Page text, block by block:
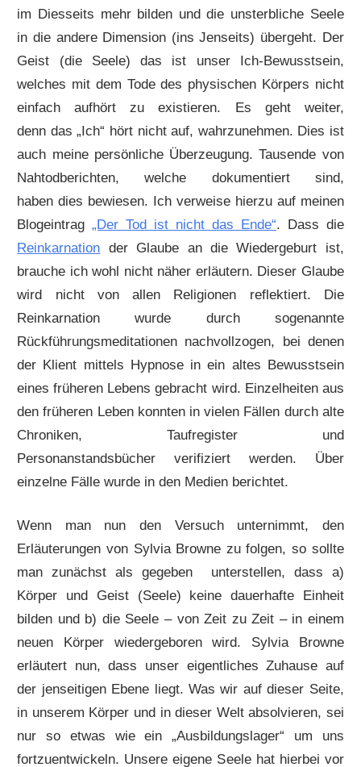
im Diesseits mehr bilden und die unsterbliche Seele
in die andere Dimension (ins Jenseits) übergeht. Der
Geist (die Seele) das ist unser Ich-Bewusstsein,
welches mit dem Tode des physischen Körpers nicht
einfach aufhört zu existieren. Es geht weiter,
denn das „Ich“ hört nicht auf, wahrzunehmen. Dies ist
auch meine persönliche Überzeugung. Tausende von
Nahtodberichten, welche dokumentiert sind,
haben dies bewiesen. Ich verweise hierzu auf meinen
Blogeintrag„Der Tod ist nicht das Ende“. Dass die
Reinkarnation der Glaube an die Wiedergeburt ist,
brauche ich wohl nicht näher erläutern. Dieser Glaube
wird nicht von allen Religionen reflektiert. Die
Reinkarnation wurde durch sogenannte
Rückführungsmeditationen nachvollzogen, bei denen
der Klient mittels Hypnose in ein altes Bewusstsein
eines früheren Lebens gebracht wird. Einzelheiten aus
den früheren Leben konnten in vielen Fällen durch alte
Chroniken, Taufregister und
Personanstandsbücher verifiziert werden. Über
einzelne Fälle wurde in den Medien berichtet.
Wenn man nun den Versuch unternimmt, den
Erläuterungen von Sylvia Browne zu folgen, so sollte
man zunächst als gegeben unterstellen, dass a)
Körper und Geist (Seele) keine dauerhafte Einheit
bilden und b) die Seele – von Zeit zu Zeit – in einem
neuen Körper wiedergeboren wird. Sylvia Browne
erläutert nun, dass unser eigentliches Zuhause auf
der jenseitigen Ebene liegt. Was wir auf dieser Seite,
in unserem Körper und in dieser Welt absolvieren, sei
nur so etwas wie ein „Ausbildungslager“ um uns
fortzuentwickeln. Unsere eigene Seele hat hierbei vor